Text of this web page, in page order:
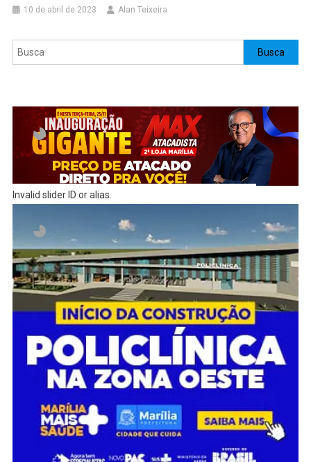
10 de abril de 2023 Alan Teixeira
Pesquisar Busca
Invalid slider ID or alias.